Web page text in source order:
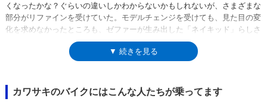
くなったかな？ぐらいの違いしかわからないかもしれないが、さまざまな
部分がリファインを受けていた。モデルチェンジを受けても、見た目の変
化を求めなかったところも、ゼファーが生み出した「ネイキッド」らしさ
だともいえた。1999年に、ゼファー誕生10周年を記念して、往年のZ2を
イメージさせる「火の玉カラー」のアニバーサリーモデルを発表。平成11
サキの特徴的なグラフィックパターン踏襲が増えていく-を受けながら、
2009年4月に発売された「ファイナルエディション（モデルイヤーは2008
▼ 続きを見る
カワサキのバイクにはこんな人たちが乗ってます